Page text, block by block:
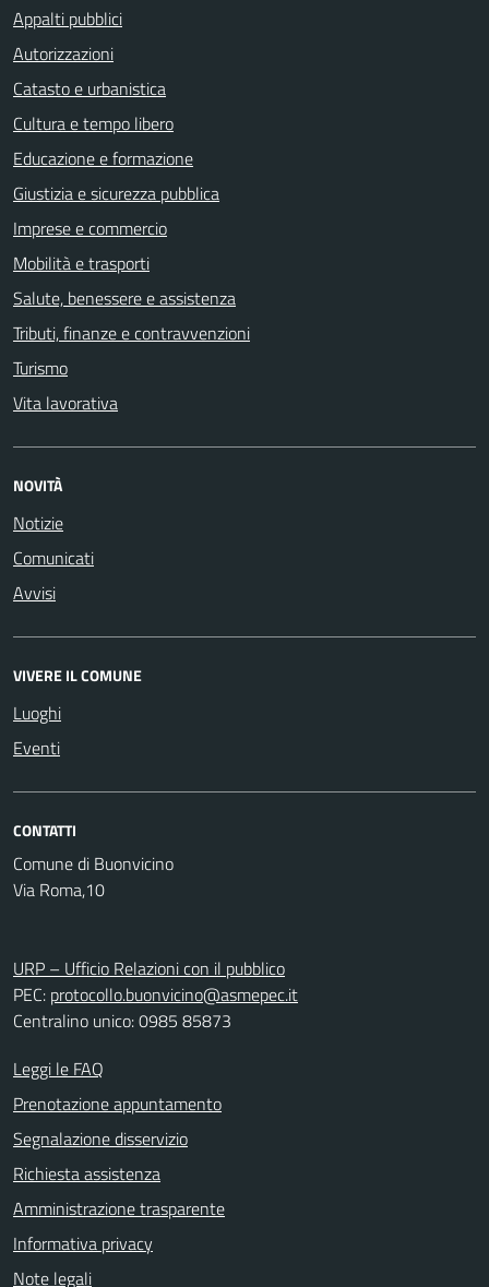
Appalti pubblici
Autorizzazioni
Catasto e urbanistica
Cultura e tempo libero
Educazione e formazione
Giustizia e sicurezza pubblica
Imprese e commercio
Mobilità e trasporti
Salute, benessere e assistenza
Tributi, finanze e contravvenzioni
Turismo
Vita lavorativa
NOVITÀ
Notizie
Comunicati
Avvisi
VIVERE IL COMUNE
Luoghi
Eventi
CONTATTI
Comune di Buonvicino
Via Roma,10
URP – Ufficio Relazioni con il pubblico
PEC: protocollo.buonvicino@asmepec.it
Centralino unico: 0985 85873
Leggi le FAQ
Prenotazione appuntamento
Segnalazione disservizio
Richiesta assistenza
Amministrazione trasparente
Informativa privacy
Note legali